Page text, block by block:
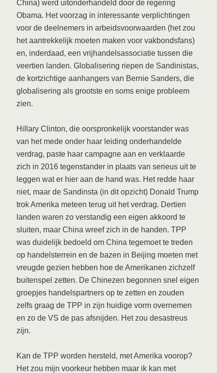
China) werd uitonderhandeld door de regering
Obama. Het voorzag in interessante verplichtingen
voor de deelnemers in arbeidsvoorwaarden (het zou
het aantrekkelijk moeten maken voor vakbondsfans)
en, inderdaad, een vrijhandelsassociatie tussen die
veertien landen. Globalisering riepen de Sandinistas,
de kortzichtige aanhangers van Bernie Sanders, die
globalisering als grootste en soms enige probleem
zien.
Hillary Clinton, die oorspronkelijk voorstander was
van het mede onder haar leiding onderhandelde
verdrag, paste haar campagne aan en verklaarde
zich in 2016 tegenstander in plaats van serieus uit te
leggen wat er hier aan de hand was. Het redde haar
niet, maar de Sandinsta (in dit opzicht) Donald Trump
trok Amerika meteen terug uit het verdrag. Dertien
landen waren zo verstandig een eigen akkoord te
sluiten, maar China wreef zich in de handen. TPP
was duidelijk bedoeld om China tegemoet te treden
op handelsterrein en de bazen in Beijing moeten met
vreugde gezien hebben hoe de Amerikanen zichzelf
buitenspel zetten. De Chinezen begonnen snel eigen
groepjes handelspartners op te zetten en zouden
zelfs graag de TPP in zijn huidige vorm overnemen
en zo de VS de pas afsnijden. Het zou desastreus
zijn.
Kan de TPP worden hersteld, met Amerika voorop?
Het zou mijn voorkeur hebben maar ik kan met